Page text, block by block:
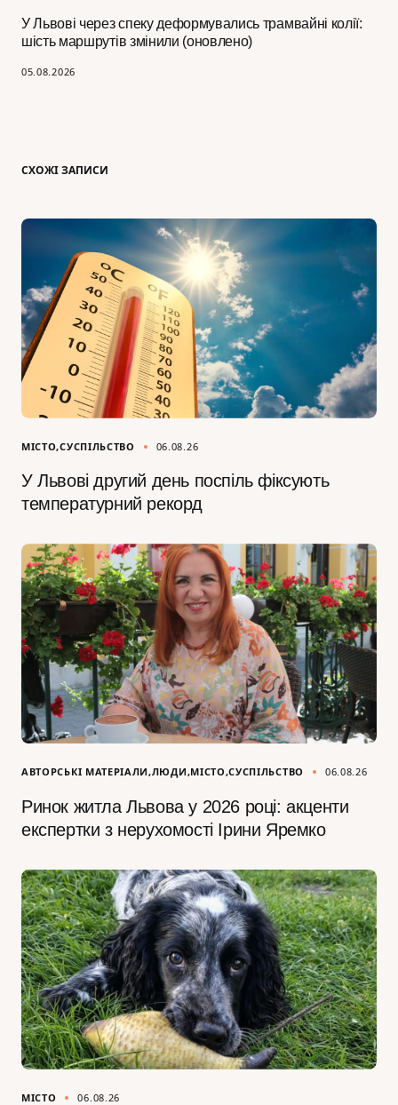
У Львові через спеку деформувались трамвайні колії:
шість маршрутів змінили (оновлено)
05.08.2026
СХОЖІ ЗАПИСИ
МІСТО СУСПІЛЬСТВО 06.08.26
У Львові другий день поспіль фіксують
температурний рекорд
АВТОРСЬКІ МАТЕРІАЛИ ЛЮДИ МІСТО СУСПІЛЬСТВО 06.08.26
Ринок житла Львова у 2026 році: акценти
експертки з нерухомості Ірини Яремко
МІСТО 06.08.26